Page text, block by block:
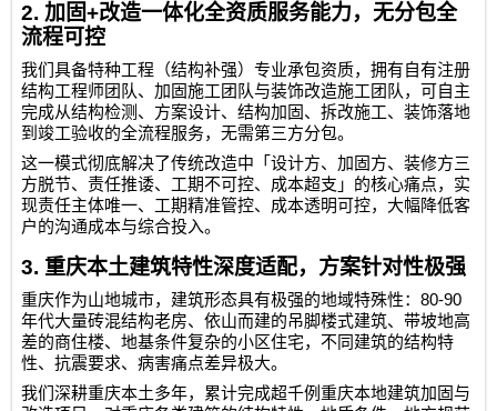
2.加固+改造一体化全资质服务能力，无分包全
流程可控
我们具备特种工程（结构补强）专业承包资质，拥有自有注册
结构工程师团队、加固施工团队与装饰改造施工团队，可自主
完成从结构检测、方案设计、结构加固、拆改施工、装饰落地
到竣工验收的全流程服务，无需第三方分包。
这一模式彻底解决了传统改造中「设计方、加固方、装修方三
方脱节、责任推诿、工期不可控、成本超支」的核心痛点，实
现责任主体唯一、工期精准管控、成本透明可控，大幅降低客
户的沟通成本与综合投入。
3. 重庆本土建筑特性深度适配，方案针对性极强
重庆作为山地城市，建筑形态具有极强的地域特殊性：80-90
年代大量砖混结构老房、依山而建的吊脚楼式建筑、带坡地高
差的商住楼、地基条件复杂的小区住宅，不同建筑的结构特
性、抗震要求、病害痛点差异极大。
我们深耕重庆本土多年，累计完成超千例重庆本地建筑加固与